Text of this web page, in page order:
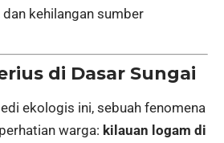
kehilangan sumber
di Dasar Sungai
ekologis ini, sebuah fenomena
warga: kilauan logam di